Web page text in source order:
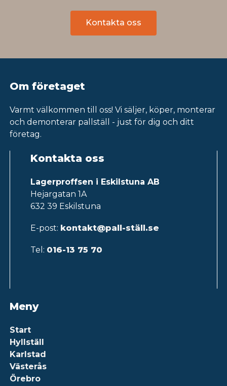
Kontakta oss
Om företaget
Varmt välkommen till oss! Vi säljer, köper, monterar
och demonterar pallställ - just för dig och ditt
företag.
Kontakta oss
Lagerproffsen i Eskilstuna AB
Hejargatan 1A
632 39 Eskilstuna
E-post: kontakt@pall-ställ.se
Tel: 016-13 75 70
Meny
Start
Hyllställ
Karlstad
Västerås
Örebro